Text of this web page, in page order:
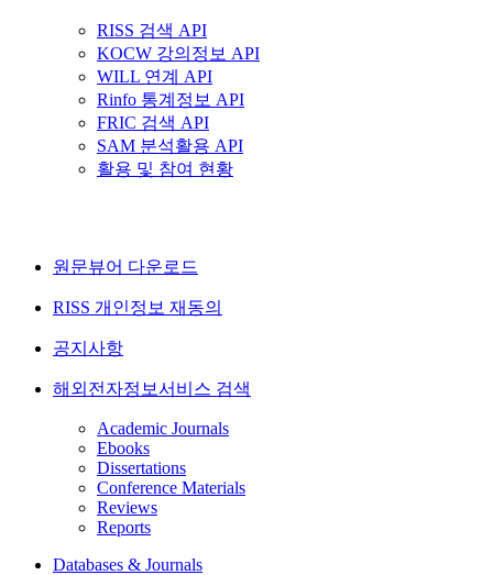
RISS 검색 API
KOCW 강의정보 API
WILL 연계 API
Rinfo 통계정보 API
FRIC 검색 API
SAM 분석활용 API
활용 및 참여 현황
원문뷰어 다운로드
RISS 개인정보 재동의
공지사항
해외전자정보서비스 검색
Academic Journals
Ebooks
Dissertations
Conference Materials
Reviews
Reports
Databases & Journals